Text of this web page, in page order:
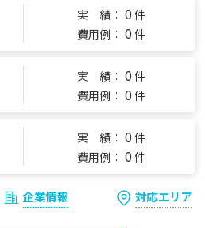
実 績： 0 件
費用例： 0 件
実 績： 0 件
費用例： 0 件
実 績： 0 件
費用例： 0 件
企業情報 対応エリア